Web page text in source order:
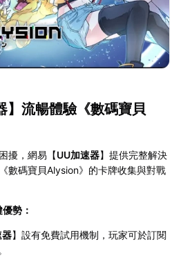
】流暢體驗《數碼寶貝
擾，網易【UU加速器】提供完整解決
數碼寶貝Alysion》的卡牌收集與對戰
勢：
器】設有免費試用機制，玩家可於訂閱